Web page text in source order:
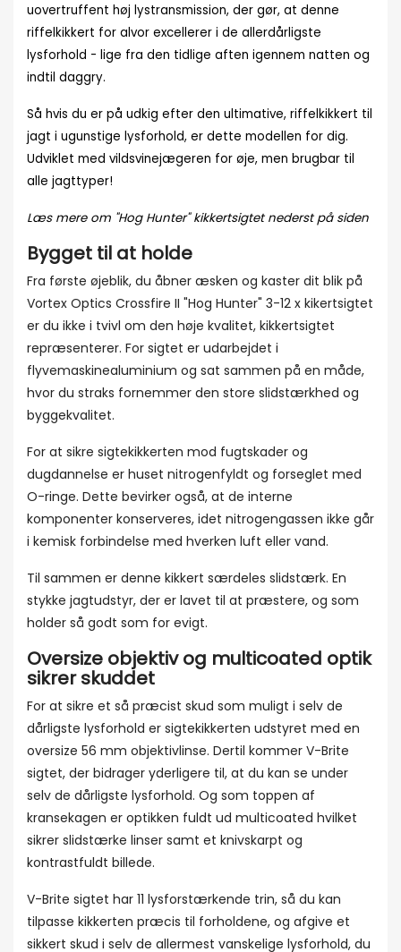
uovertruffent høj lystransmission, der gør, at denne
riffelkikkert for alvor excellerer i de allerdårligste
lysforhold - lige fra den tidlige aften igennem natten og
indtil daggry.
Så hvis du er på udkig efter den ultimative, riffelkikkert til
jagt i ugunstige lysforhold, er dette modellen for dig.
Udviklet med vildsvinejægeren for øje, men brugbar til
alle jagttyper!
Læs mere om "Hog Hunter" kikkertsigtet nederst på siden
Bygget til at holde
Fra første øjeblik, du åbner æsken og kaster dit blik på
Vortex Optics Crossfire II "Hog Hunter" 3-12 x kikertsigtet
er du ikke i tvivl om den høje kvalitet, kikkertsigtet
repræsenterer. For sigtet er udarbejdet i
flyvemaskinealuminium og sat sammen på en måde,
hvor du straks fornemmer den store slidstærkhed og
byggekvalitet.
For at sikre sigtekikkerten mod fugtskader og
dugdannelse er huset nitrogenfyldt og forseglet med
O-ringe. Dette bevirker også, at de interne
komponenter konserveres, idet nitrogengassen ikke går
i kemisk forbindelse med hverken luft eller vand.
Til sammen er denne kikkert særdeles slidstærk. En
stykke jagtudstyr, der er lavet til at præstere, og som
holder så godt som for evigt.
Oversize objektiv og multicoated optik
sikrer skuddet
For at sikre et så præcist skud som muligt i selv de
dårligste lysforhold er sigtekikkerten udstyret med en
oversize 56 mm objektivlinse. Dertil kommer V-Brite
sigtet, der bidrager yderligere til, at du kan se under
selv de dårligste lysforhold. Og som toppen af
kransekagen er optikken fuldt ud multicoated hvilket
sikrer slidstærke linser samt et knivskarpt og
kontrastfuldt billede.
V-Brite sigtet har 11 lysforstærkende trin, så du kan
tilpasse kikkerten præcis til forholdene, og afgive et
sikkert skud i selv de allermest vanskelige lysforhold, du